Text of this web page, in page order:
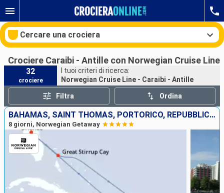
Cercare una crociera
Le nostre destinazioni
Mesi di partenza
Porti
Crociere Caraibi - Antille con Norwegian Cruise Line
32
crociere
I tuoi criteri di ricerca:
Norwegian Cruise Line - Caraibi - Antille
Filtra Ordina
BAHAMAS, SAINT THOMAS, PORTORICO, REPUBBLICA DOMINICANA, STATI UNITI
8 giorni, Norwegian Getaway